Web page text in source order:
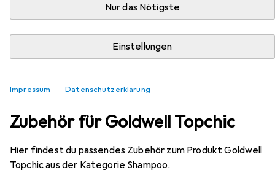
Nur das Nötigste
Einstellungen
Impressum Datenschutzerklärung
Zubehör für Goldwell Topchic
Hier findest du passendes Zubehör zum Produkt Goldwell
Topchic aus der Kategorie Shampoo.